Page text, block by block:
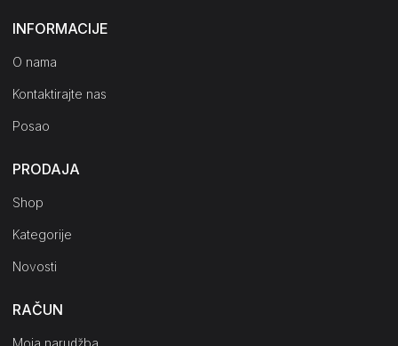
INFORMACIJE
O nama
Kontaktirajte nas
Posao
PRODAJA
Shop
Kategorije
Novosti
RAČUN